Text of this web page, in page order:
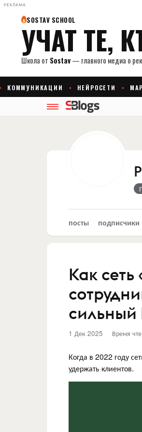
РЕКЛАМА
посты подписчики
Как
сильный
1 Дек 2025 Время
Когда в 2022 году
удержать клиентов.